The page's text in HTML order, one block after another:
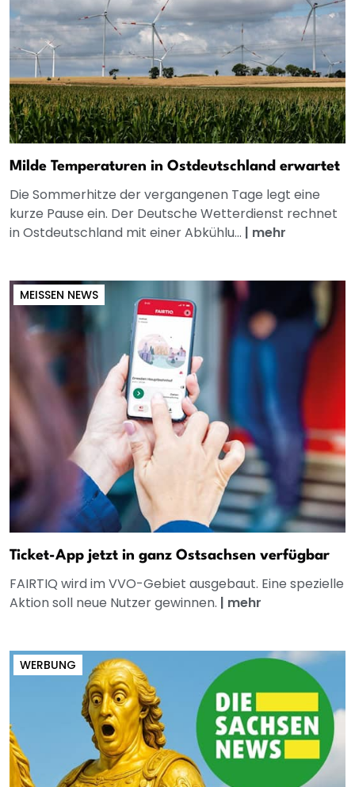
Milde Temperaturen in Ostdeutschland erwartet
Die Sommerhitze der vergangenen Tage legt eine
kurze Pause ein. Der Deutsche Wetterdienst rechnet
in Ostdeutschland mit einer Abkühlu... | mehr
MEISSEN NEWS
Ticket-App jetzt in ganz Ostsachsen verfügbar
FAIRTIQ wird im VVO-Gebiet ausgebaut. Eine spezielle
Aktion soll neue Nutzer gewinnen. | mehr
WERBUNG